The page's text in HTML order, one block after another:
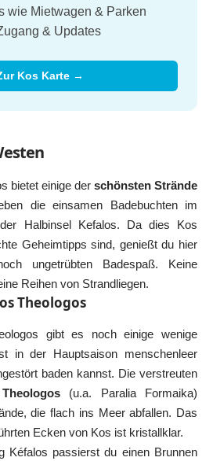
wie Mietwagen & Parken
& Updates
Kos Karte →
bietet einige der schönsten Strände
die einsamen Badebuchten im
Halbinsel Kefalos. Da dies Kos
Geheimtipps sind, genießt du hier
ungetrübten Badespaß. Keine
Reihen von Strandliegen.
Theologos
gibt es noch einige wenige
in der Hauptsaison menschenleer
baden kannst. Die verstreuten
(u.a. Paralia Formaika)
die flach ins Meer abfallen. Das
Ecken von Kos ist kristallklar.
Kéfalos passierst du einen Brunnen